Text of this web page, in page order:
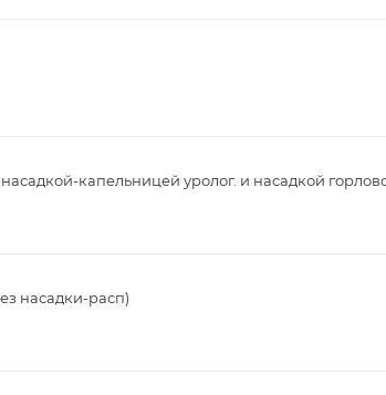
капельницей уролог. и насадкой
насадки-расп)